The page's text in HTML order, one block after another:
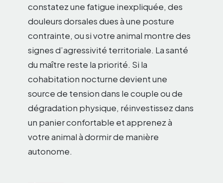
constatez une fatigue inexpliquée, des
douleurs dorsales dues à une posture
contrainte, ou si votre animal montre des
signes d’agressivité territoriale. La santé
du maître reste la priorité. Si la
cohabitation nocturne devient une
source de tension dans le couple ou de
dégradation physique, réinvestissez dans
un panier confortable et apprenez à
votre animal à dormir de manière
autonome.